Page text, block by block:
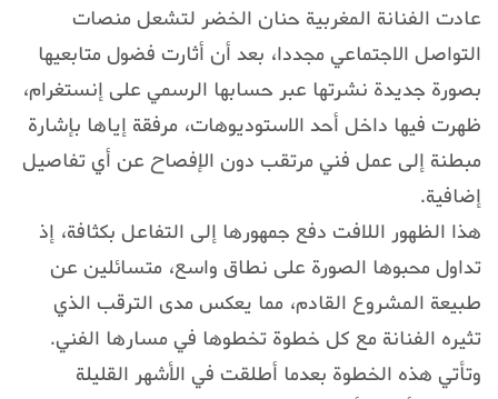
عادت الفنانة المغربية حنان الخضر لتشعل منصات
التواصل الاجتماعي مجددا، بعد أن أثارت فضول متابعيها
بصورة جديدة نشرتها عبر حسابها الرسمي على إنستغرام،
ظهرت فيها داخل أحد الاستوديوهات، مرفقة إياها بإشارة
مبطنة إلى عمل فني مرتقب دون الإفصاح عن أي تفاصيل
إضافية.
هذا الظهور اللافت دفع جمهورها إلى التفاعل بكثافة، إذ
تداول محبوها الصورة على نطاق واسع، متسائلين عن
طبيعة المشروع القادم، مما يعكس مدى الترقب الذي
تثيره الفنانة مع كل خطوة تخطوها في مسارها الفني.
وتأتي هذه الخطوة بعدما أطلقت في الأشهر القليلة